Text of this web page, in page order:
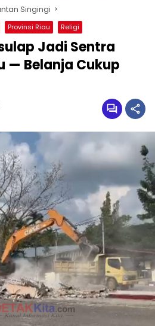
Singingi
Provinsi Riau Religi
Jadi Sentra
— Belanja Cukup